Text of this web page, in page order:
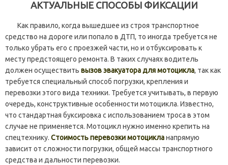
АКТУАЛЬНЫЕ СПОСОБЫ ФИКСАЦИИ
Как правило, когда вышедшее из строя транспортное
средство на дороге или попало в ДТП, то иногда требуется не
только убрать его с проезжей части, но и отбуксировать к
месту предстоящего ремонта. В таких случаях водитель
должен осуществить вызов эвакуатора для мотоцикла, так как
требуется специальный способ погрузки, крепления и
перевозки этого вида техники. Требуется учитывать, в первую
очередь, конструктивные особенности мотоцикла. Известно,
что стандартная буксировка с использованием троса в этом
случае не применяется. Мотоцикл нужно именно крепить на
спецтехнику. Стоимость перевозки мотоцикланапрямую
зависит от сложности погрузки, общей массы транспортного
средства и дальности перевозки.